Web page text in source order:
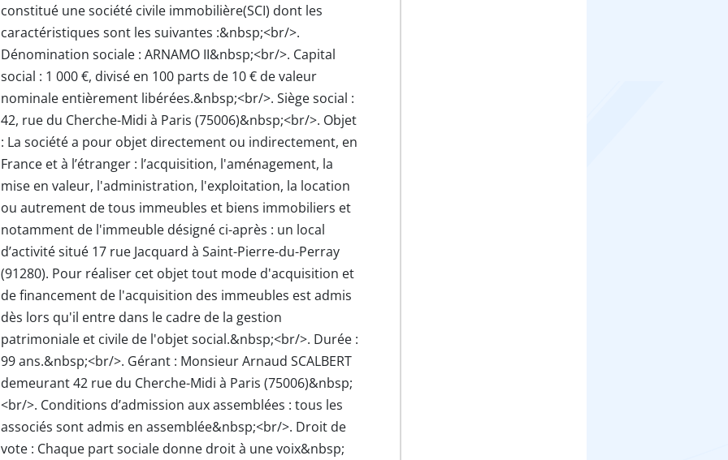
constitué une société civile immobilière(SCI) dont les
caractéristiques sont les suivantes :&nbsp;<br/>.
Dénomination sociale : ARNAMO II&nbsp;<br/>. Capital
social : 1 000 €, divisé en 100 parts de 10 € de valeur
nominale entièrement libérées.&nbsp;<br/>. Siège social :
42, rue du Cherche-Midi à Paris (75006)&nbsp;<br/>. Objet
: La société a pour objet directement ou indirectement, en
France et à l’étranger : l’acquisition, l'aménagement, la
mise en valeur, l'administration, l'exploitation, la location
ou autrement de tous immeubles et biens immobiliers et
notamment de l'immeuble désigné ci-après : un local
d’activité situé 17 rue Jacquard à Saint-Pierre-du-Perray
(91280). Pour réaliser cet objet tout mode d'acquisition et
de financement de l'acquisition des immeubles est admis
dès lors qu'il entre dans le cadre de la gestion
patrimoniale et civile de l'objet social.&nbsp;<br/>. Durée :
99 ans.&nbsp;<br/>. Gérant : Monsieur Arnaud SCALBERT
demeurant 42 rue du Cherche-Midi à Paris (75006)&nbsp;
<br/>. Conditions d’admission aux assemblées : tous les
associés sont admis en assemblée&nbsp;<br/>. Droit de
vote : Chaque part sociale donne droit à une voix&nbsp;